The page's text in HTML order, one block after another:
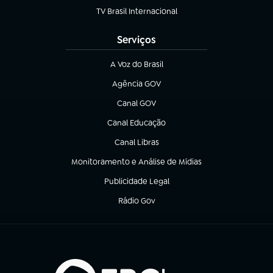
TV Brasil Internacional
(abre em nova aba)
Serviços
A Voz do Brasil
(abre em nova aba)
Agência GOV
(abre em nova aba)
Canal GOV
(abre em nova aba)
Canal Educação
(abre em nova aba)
Canal Libras
(abre em nova aba)
Monitoramento e Análise de Mídias
(abre em nova aba)
Publicidade Legal
(abre em nova aba)
Rádio Gov
(abre em nova aba)